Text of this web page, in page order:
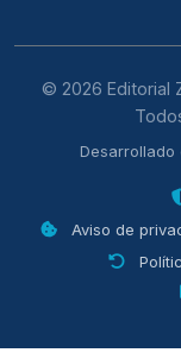
© 2026 Editorial
Desarrollado
Aviso de